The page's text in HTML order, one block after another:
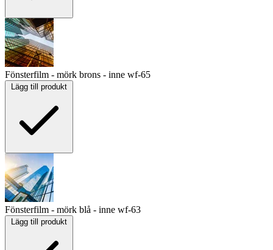
Fönsterfilm - mörk brons - inne wf-65
Lägg till produkt
Fönsterfilm - mörk blå - inne wf-63
Lägg till produkt